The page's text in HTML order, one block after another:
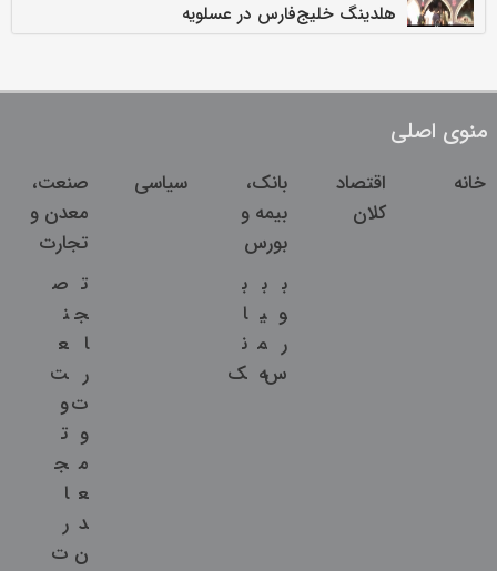
هلدینگ خلیج‌فارس در عسلویه
منوی اصلی
خانه
اقتصاد
کلان
بانک،
بیمه و
بورس
ب
و
ر
س
ب
ی
م
ه
ب
ا
ن
ک
سیاسی
صنعت،
معدن و
تجارت
ت
ج
ا
ر
ت
و
م
ع
د
ن
ص
ن
ع
ت
و
ت
ج
ا
ر
ت